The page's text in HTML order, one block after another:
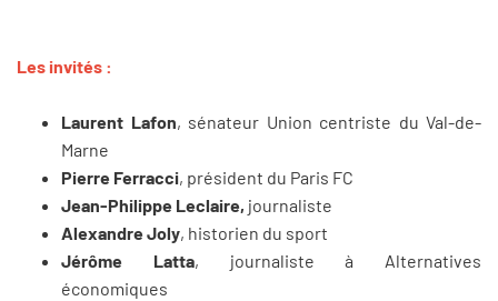
Les invités :
Laurent Lafon, sénateur Union centriste du Val-de-
Marne
Pierre Ferracci, président du Paris FC
Jean-Philippe Leclaire, journaliste
Alexandre Joly, historien du sport
Jérôme Latta, journaliste à Alternatives
économiques